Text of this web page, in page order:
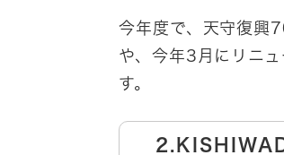
今年度で、天守復興
や、今年3月にリニ
す。